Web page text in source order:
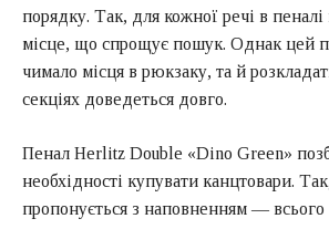
порядку. Так, для кожної речі в
місце, що спрощує пошук. Однак цей
чимало місця в рюкзаку, та й
секціях доведеться довго.
Пенал Herlitz Double «Dino Green»
необхідності купувати канцтовари.
пропонується з наповненням — всього